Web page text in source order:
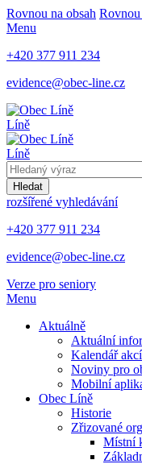
Rovnou na obsah Rovnou
Menu
+420 377 911 234
evidence@obec-line.cz
Líně
Líně
Hledat
rozšířené vyhledávání
+420 377 911 234
evidence@obec-line.cz
Verze pro seniory
Menu
Aktuálně
Aktuální
Kalendář akcí
Noviny pro
Mobilní
Obec Líně
Historie
Zřizované
Místní